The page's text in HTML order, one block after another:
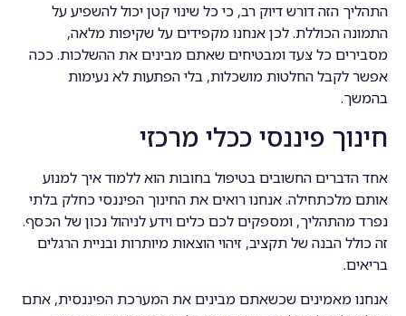
התהליך הזה דורש דיוק רב, כי כל שינוי קטן יכול להשפיע על
התמונה הכוללת. לכן אנחנו מקפידים על שקיפות מלאה,
מסבירים כל צעד ומבטיחים שאתם מבינים את ההשלכות. ככה
אפשר לקבל החלטות מושכלות, בלי הפתעות לא נעימות
בהמשך.
חינוך פיננסי ככלי מרכזי
אחד הדברים החשובים בטיפול בחובות הוא ללמוד איך למנוע
אותם מלכתחילה. אנחנו רואים את החינוך הפיננסי כחלק בלתי
נפרד מהתהליך, ומספקים לכם כלים וידע לניהול נכון של הכסף.
זה כולל הבנה של תקציב, זיהוי הוצאות מיותרות ובניית הרגלים
בריאים.
אנחנו מאמינים שכשאתם מבינים את המערכת הפיננסית, אתם